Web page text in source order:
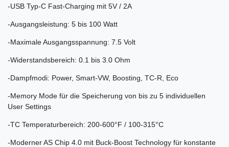
-USB Typ-C Fast-Charging mit 5V / 2A
-Ausgangsleistung: 5 bis 100 Watt
-Maximale Ausgangsspannung: 7.5 Volt
-Widerstandsbereich: 0.1 bis 3.0 Ohm
-Dampfmodi: Power, Smart-VW, Boosting, TC-R, Eco
-Memory Mode für die Speicherung von bis zu 5 individuellen
User Settings
-TC Temperaturbereich: 200-600°F / 100-315°C
-Moderner AS Chip 4.0 mit Buck-Boost Technology für konstante